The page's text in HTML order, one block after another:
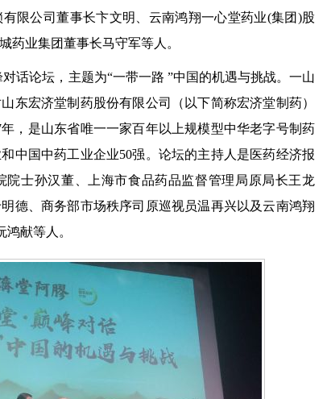
限公司董事长卞文明、云南鸿翔一心堂药业(集团)股
药业集团董事长马守军等人。
对话论坛，主题为“一带一路 ”中国的机遇与挑战。一山
东宏济堂制药股份有限公司（以下简称宏济堂制药）
，是山东省唯一一家百年以上规模型中华老字号制药
中国中药工业企业50强。论坛的主持人是医药经济报
士孙汉董、上海市食品药品监督管理局原局长王龙
德、商务部市场秩序司原巡视员温再兴以及云南鸿翔
献等人。